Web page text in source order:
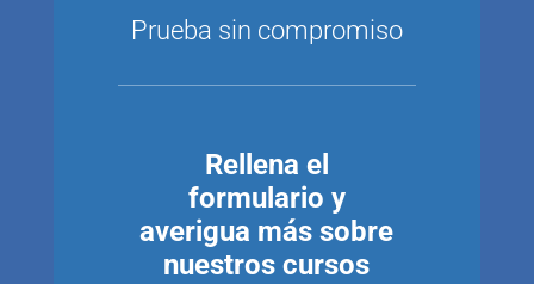
Prueba sin compromiso
Rellena el
formulario y
averigua más sobre
nuestros cursos